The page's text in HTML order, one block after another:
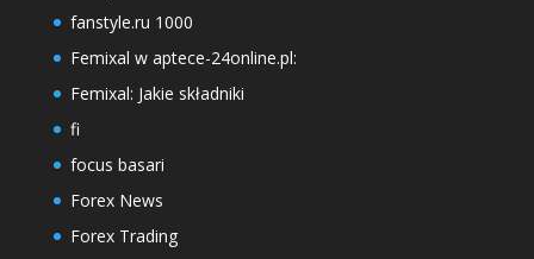
fanstyle.ru 1000
Femixal w aptece-24online.pl:
Femixal: Jakie składniki
fi
focus basari
Forex News
Forex Trading